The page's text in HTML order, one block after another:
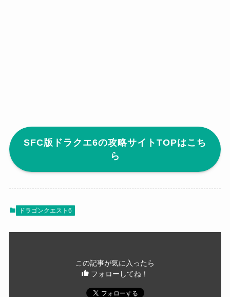
SFC版ドラクエ6の攻略サイトTOPはこち
ら
ドラゴンクエスト6
この記事が気に入ったら
フォローしてね！